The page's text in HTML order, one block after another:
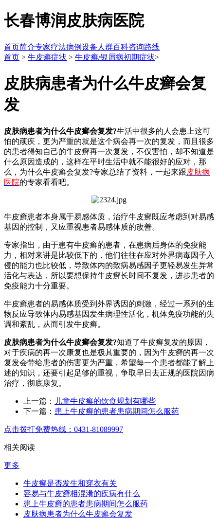
长春博润皮肤病医院
首页简介专家疗法病例设备 人群百科咨询路线
首页 > 牛皮癣症状 > 牛皮癣/银屑病初期症状>
皮肤病患者为什么牛皮癣会复
发
皮肤病患者为什么牛皮癣会复发?生活中很多的人会患上这可
怕的顽疾，更为严重的就是这个病会再一次的复发，而且很多
的患者得知自己的牛皮癣再一次复发，不仅害怕，却不知道是
什么原因造成的，这样在平时生活中就不能很好的应对，那
么，为什么牛皮癣会复发?专家总结了资料，一起来跟皮肤病
医院的专家看看吧。
牛皮癣患者本身属于易感体质，治疗牛皮癣既应考虑到对易感
基因的控制，又应重视患者易感体质的改善。
专家指出，由于患有牛皮癣的患者，在患病后身体的免疫能
力，相对来讲是比较低下的，他们往往在应对外界病毒因子入
侵的能力也比较低，导致体内的致病易感因子更轻易发生异常
活化与表达，所以要想保持牛皮癣长时间不复发，进步患者的
免疫能力十分重要。
牛皮癣患者的易感体质受到外界诱因的刺激，经过一系列的生
物反应导致体内易感基因发生病理性活化，机体免疫功能的失
调和紊乱，从而引发牛皮癣。
皮肤病患者为什么牛皮癣会复发?知道了牛皮癣复发的原因，
对于疾病的再一次康复也是极其重要的，因为牛皮癣的再一次
复发会带给患者的伤害更为严重，希望每一个患者都能了解上
述的知识，还要引起足够的重视，争取早日去正规的医院因病
治疗，彻底康复。
上一篇：
儿童牛皮癣的饮食规划有哪些
下一篇： 患上牛皮癣的患者患病期间怎么服药
点击拨打免费热线：0431-81089997
相关阅读
更多
牛皮癣是否发生和穿衣有关
容易与牛皮癣相混淆的疾病有什么
患上牛皮癣的患者患病期间怎么服药
皮肤病患者为什么牛皮癣会复发